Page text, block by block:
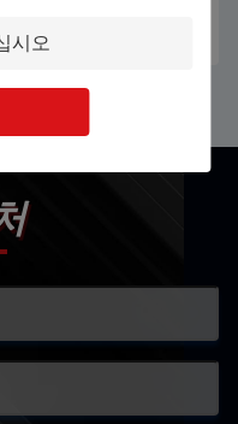
최고의 가격을 얻으십시오